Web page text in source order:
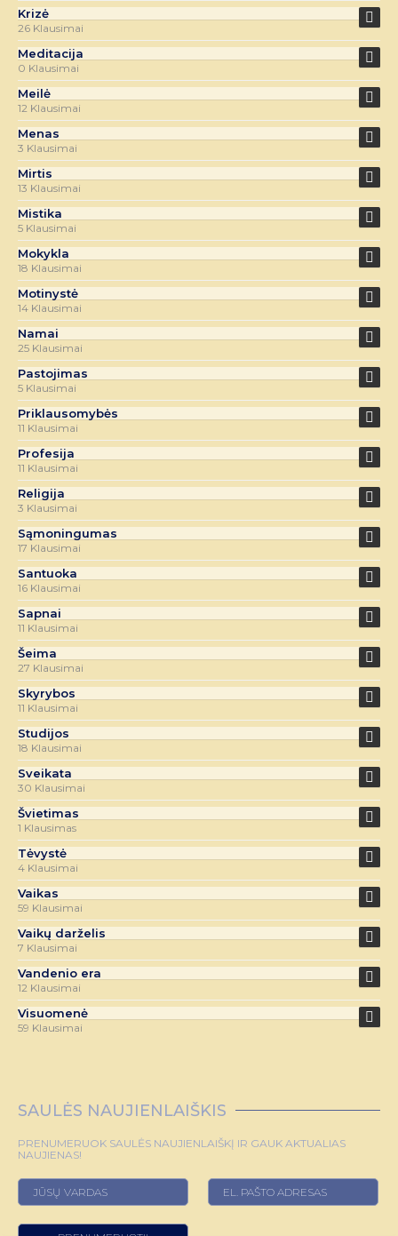
Krizė
26 Klausimai
Meditacija
0 Klausimai
Meilė
12 Klausimai
Menas
3 Klausimai
Mirtis
13 Klausimai
Mistika
5 Klausimai
Mokykla
18 Klausimai
Motinystė
14 Klausimai
Namai
25 Klausimai
Pastojimas
5 Klausimai
Priklausomybės
11 Klausimai
Profesija
11 Klausimai
Religija
3 Klausimai
Sąmoningumas
17 Klausimai
Santuoka
16 Klausimai
Sapnai
11 Klausimai
Šeima
27 Klausimai
Skyrybos
11 Klausimai
Studijos
18 Klausimai
Sveikata
30 Klausimai
Švietimas
1 Klausimas
Tėvystė
4 Klausimai
Vaikas
59 Klausimai
Vaikų darželis
7 Klausimai
Vandenio era
12 Klausimai
Visuomenė
59 Klausimai
SAULĖS NAUJIENLAIŠKIS
PRENUMERUOK SAULĖS NAUJIENLAIŠKĮ IR GAUK AKTUALIAS
NAUJIENAS!